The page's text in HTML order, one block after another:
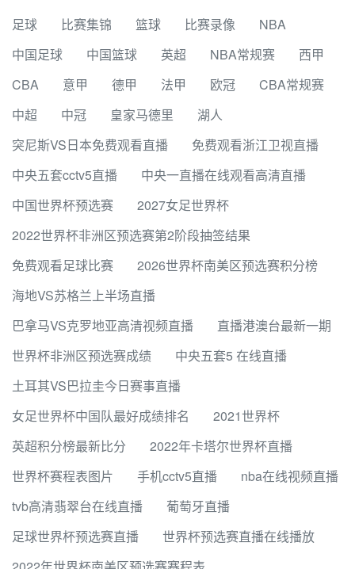
足球 比赛集锦 篮球 比赛录像
NBA
中国足球
中国篮球 英超 NBA常规赛
西甲
CBA
意甲 德甲 法甲 欧冠
CBA常规赛
中超
中冠 皇家马德里
湖人
突尼斯VS日本免费观看直播
免费观看浙江卫视直播
中央五套cctv5直播
中央一直播在线观看高清直播
中国世界杯预选赛
2027女足世界杯
2022世界杯非洲区预选赛第2阶段抽签结果
免费观看足球比赛
2026世界杯南美区预选赛积分榜
海地VS苏格兰上半场直播
巴拿马VS克罗地亚高清视频直播
直播港澳台最新一期
世界杯非洲区预选赛成绩
中央五套5 在线直播
土耳其VS巴拉圭今日赛事直播
女足世界杯中国队最好成绩排名
2021世界杯
英超积分榜最新比分
2022年卡塔尔世界杯直播
世界杯赛程表图片
手机cctv5直播
nba在线视频直播
tvb高清翡翠台在线直播
葡萄牙直播
足球世界杯预选赛直播
世界杯预选赛直播在线播放